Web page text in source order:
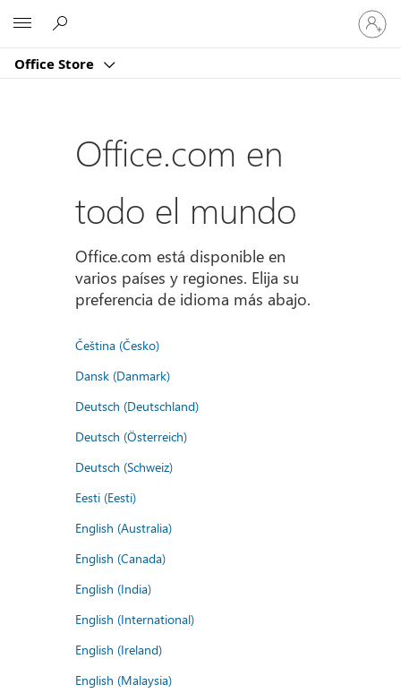
Office Store
Iniciar
sesión
en
cuenta
Office.com en
todo el mundo
Office.com está disponible en
varios países y regiones. Elija su
preferencia de idioma más abajo.
Čeština (Česko)
Dansk (Danmark)
Deutsch (Deutschland)
Deutsch (Österreich)
Deutsch (Schweiz)
Eesti (Eesti)
English (Australia)
English (Canada)
English (India)
English (International)
English (Ireland)
English (Malaysia)